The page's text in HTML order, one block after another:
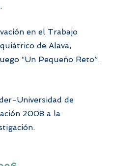
en el Trabajo
de Alava,
“Un Pequeño Reto”.
Universidad de
2008 a la